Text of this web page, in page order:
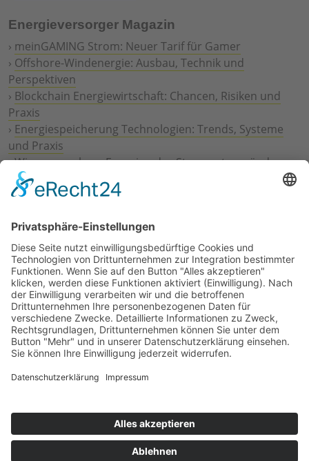
Energieversorger Magazin
› meinGAMING Strom: Neuer Tarif für Gamer
› Offshore-Windenergie: Ausbau, Technik und
Perspektiven
› Blockchain Energiewirtschaft: Chancen, Risiken und
Praxis
› Energiespeicherung Technologien: Trends, Systeme
und Praxis
›Wie erneuerbare Energien das Stromnetz verändern
Digitalisierung Energiewirtschaft: Effizienz, Netze und
Prozesse
Geschäftsmodelle
›Vorstandswechsel Westenergie: Böddeling übernimmt
befristet
›Wasserstoff-Hochlauf: Dialog, Infrastruktur und
konkrete Schritte
›Solaranlage Regenbogenfarben: FC St. Pauli und
LichtBlick installieren erste weltweite Anlage
Jetzt an der STUDIE360 teilnehmen
Wir möchten Transparenz mit einheitlichen Kriterien
kostenlose Teilnahme wichtig. Die Ergebnisse werden
umgehend nach Teilnahme und Auswertung auf
unserer Webseite zur Verfügung gestellt.